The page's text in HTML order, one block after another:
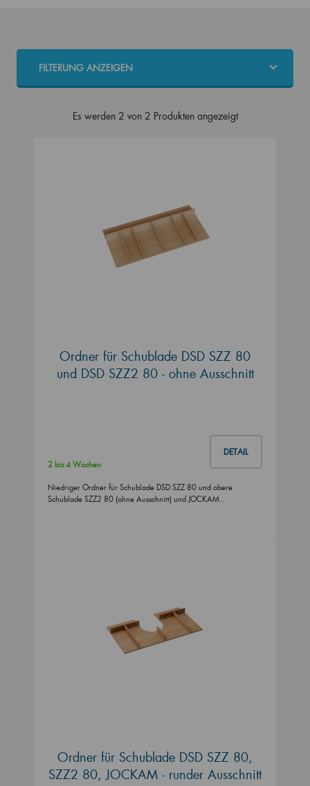
FILTERUNG ANZEIGEN
Es werden 2 von 2 Produkten angezeigt
Ordner für Schublade DSD SZZ 80
und DSD SZZ2 80 - ohne Ausschnitt
DETAIL
2 bis 4 Wochen
Niedriger Ordner für Schublade DSD SZZ 80 und obere
Schublade SZZ2 80 (ohne Ausschnitt) und JOCKAM…
Ordner für Schublade DSD SZZ 80,
SZZ2 80, JOCKAM - runder Ausschnitt